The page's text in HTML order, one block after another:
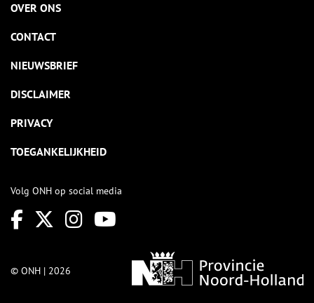
OVER ONS
CONTACT
NIEUWSBRIEF
DISCLAIMER
PRIVACY
TOEGANKELIJKHEID
Volg ONH op social media
© ONH | 2026